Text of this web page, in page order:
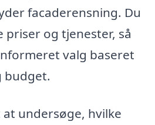
facaderensning. Du
priser og tjenester, så
valg baseret
budget.
undersøge, hvilke